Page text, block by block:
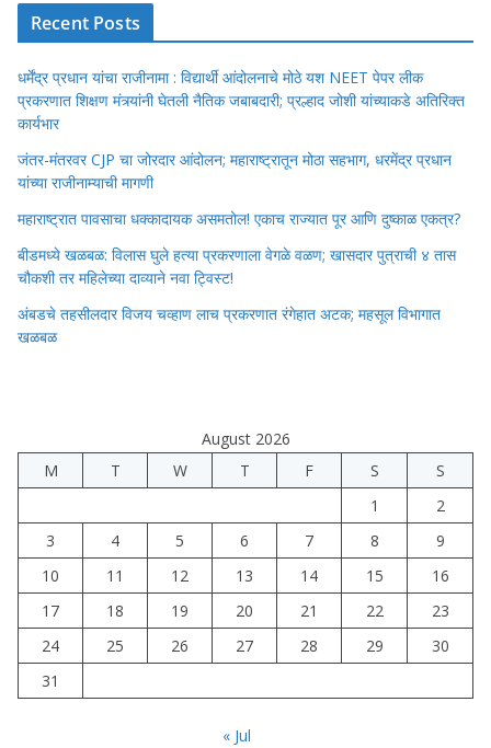
Recent Posts
धर्मेंद्र प्रधान यांचा राजीनामा : विद्यार्थी आंदोलनाचे मोठे यश NEET पेपर लीक
प्रकरणात शिक्षण मंत्र्यांनी घेतली नैतिक जबाबदारी; प्रल्हाद जोशी यांच्याकडे अतिरिक्त
कार्यभार
जंतर-मंतरवर CJP चा जोरदार आंदोलन; महाराष्ट्रातून मोठा सहभाग, धरमेंद्र प्रधान
यांच्या राजीनाम्याची मागणी
महाराष्ट्रात पावसाचा धक्कादायक असमतोल! एकाच राज्यात पूर आणि दुष्काळ एकत्र?
बीडमध्ये खळबळ: विलास घुले हत्या प्रकरणाला वेगळे वळण; खासदार पुत्राची ४ तास
चौकशी तर महिलेच्या दाव्याने नवा ट्विस्ट!
अंबडचे तहसीलदार विजय चव्हाण लाच प्रकरणात रंगेहात अटक; महसूल विभागात
खळबळ
August 2026
M
T W T F S
S
1
2
3
4 5 6 7 8
9
10
11 12 13 14 15
16
17
18 19 20 21 22
23
24
25 26 27 28 29
30
31
« Jul